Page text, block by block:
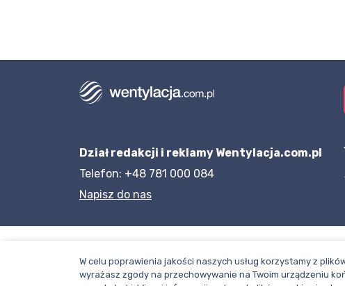
Dział redakcji i reklamy Wentylacja.com.pl
Telefon: +48 781 000 084
Napisz do nas
W celu poprawienia jakości naszych usług korzystamy z
wyrażasz zgody na przechowywanie na Twoim urządzeniu